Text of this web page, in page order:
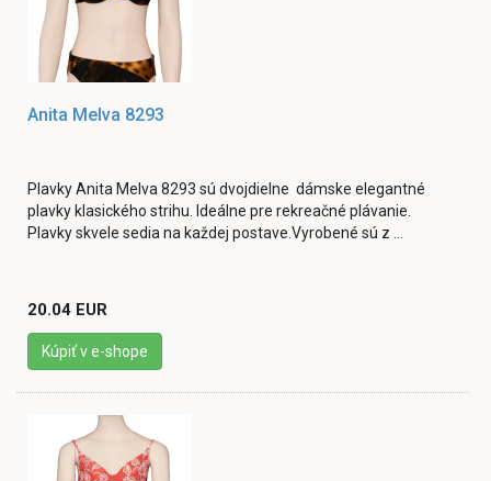
Anita Melva 8293
Plavky Anita Melva 8293 sú dvojdielne dámske elegantné
plavky klasického strihu. Ideálne pre rekreačné plávanie.
Plavky skvele sedia na každej postave.Vyrobené sú z ...
20.04 EUR
Kúpiť v e-shope